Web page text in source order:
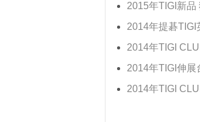
2015年TIGI新品
2014年提碁TIGI
2014年TIGI
2014年TIGI伸展
2014年TIGI